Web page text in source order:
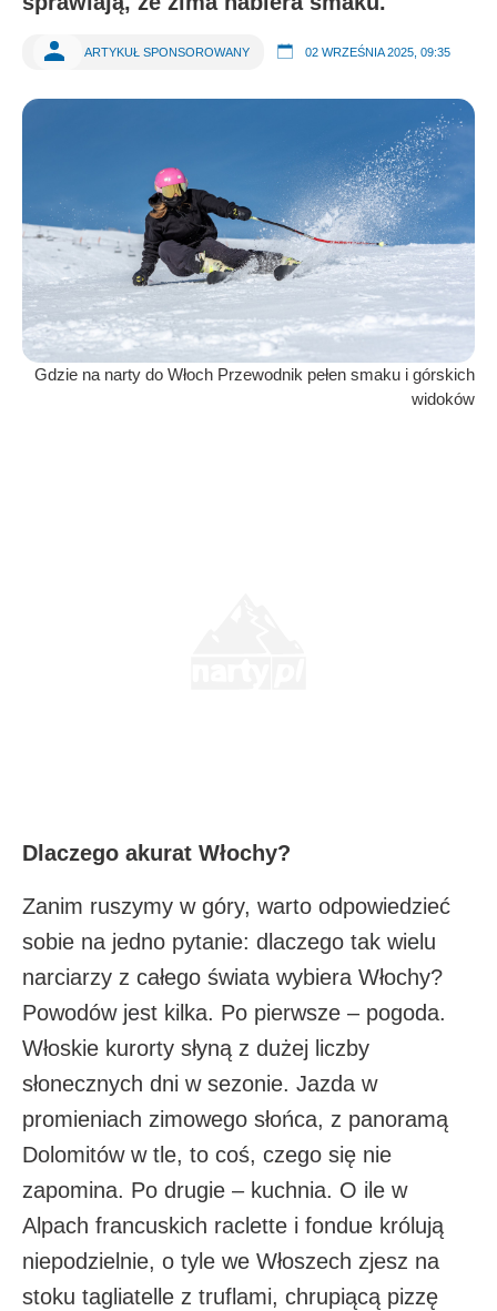
ARTYKUŁ SPONSOROWANY 02 WRZEŚNIA 2025, 09:35
Gdzie na narty do Włoch Przewodnik pełen smaku i górskich
widoków
Dlaczego akurat Włochy?
Zanim ruszymy w góry, warto odpowiedzieć
sobie na jedno pytanie: dlaczego tak wielu
narciarzy z całego świata wybiera Włochy?
Powodów jest kilka. Po pierwsze – pogoda.
Włoskie kurorty słyną z dużej liczby
słonecznych dni w sezonie. Jazda w
promieniach zimowego słońca, z panoramą
Dolomitów w tle, to coś, czego się nie
zapomina. Po drugie – kuchnia. O ile w
Alpach francuskich raclette i fondue królują
niepodzielnie, o tyle we Włoszech zjesz na
stoku tagliatelle z truflami, chrupiącą pizzę